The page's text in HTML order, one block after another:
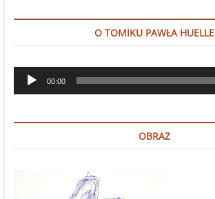
O TOMIKU PAWŁA HUELLE
Odtwarzacz
plików
00:00
OBRAZ